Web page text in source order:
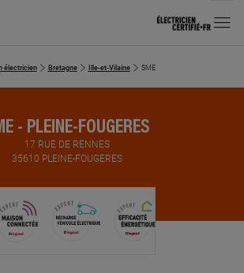
MENU
électricien Bretagne Ille-et-Vilaine SME
- PLEINE-FOUGERES
17 RUE DE RENNES
35610 PLEINE-FOUGERES